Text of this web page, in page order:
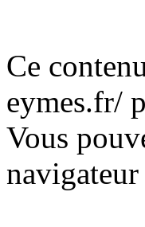
Ce
eymes.fr/
Vous